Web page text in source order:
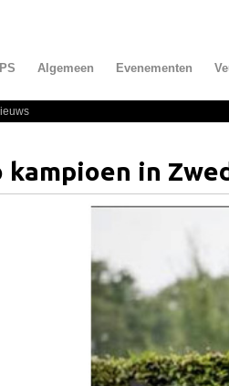
Algemeen Evenementen
kampioen in